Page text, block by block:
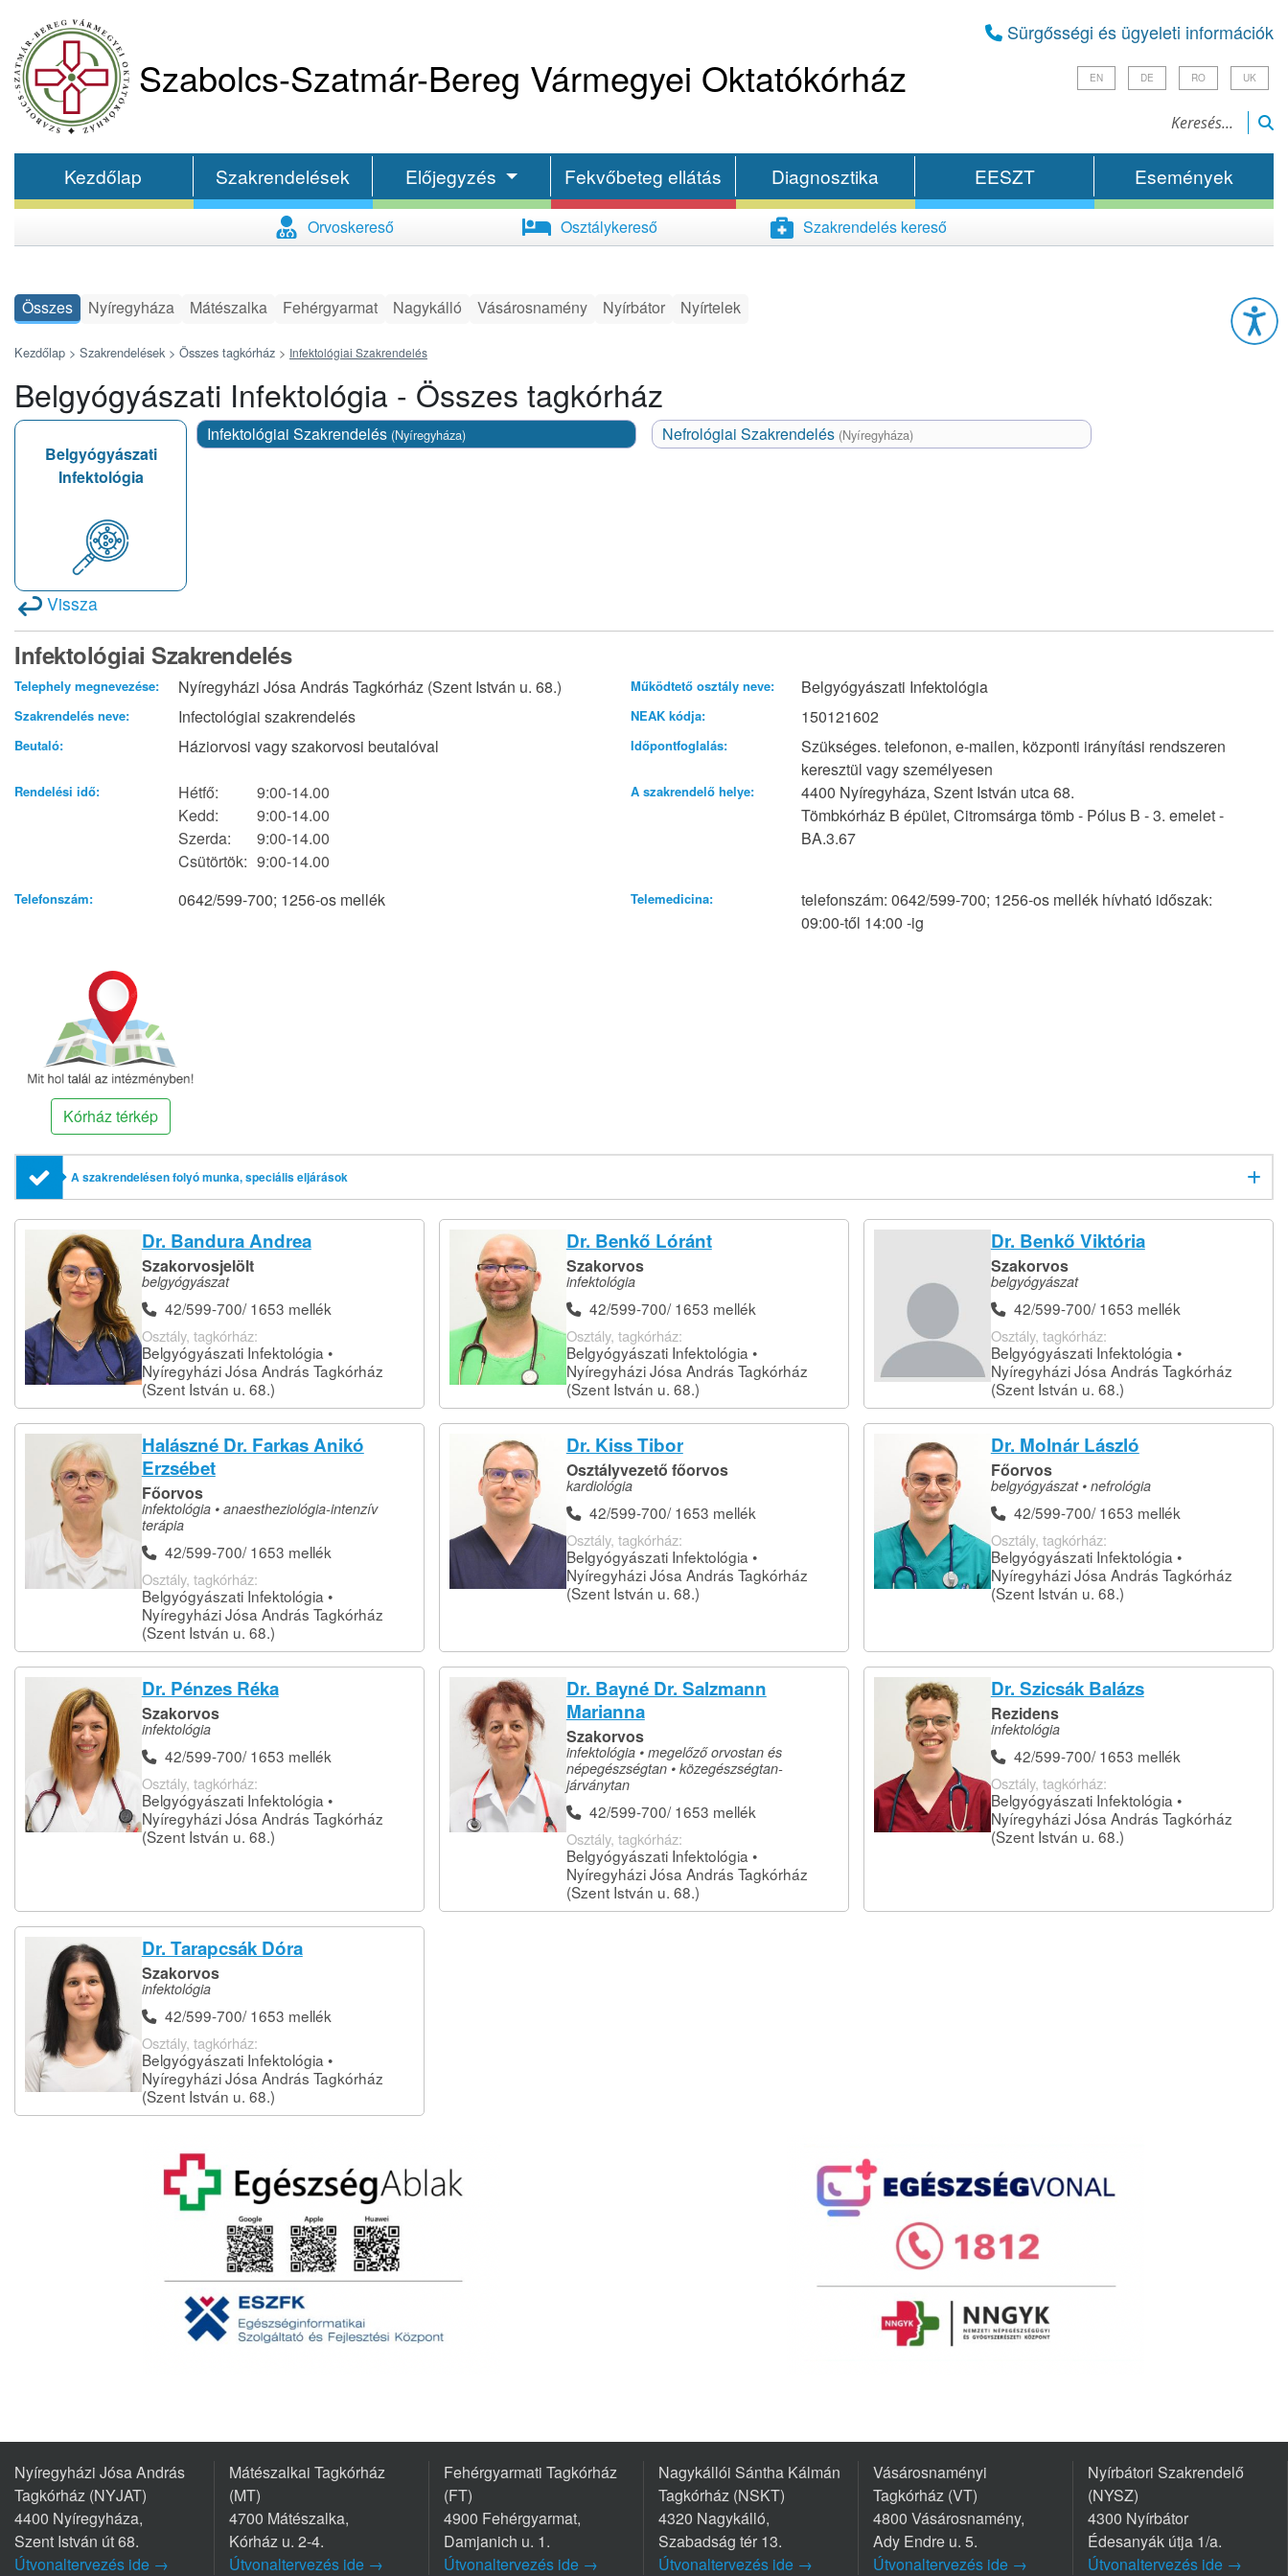
Szabolcs-Szatmár-Bereg Vármegyei Oktatókórház
Sürgősségi és ügyeleti információk
EN DE RO UK
Kezdőlap Szakrendelések Előjegyzés Fekvőbeteg ellátás Diagnosztika EESZT Események
Orvoskereső Osztálykereső Szakrendelés kereső
Összes Nyíregyháza Mátészalka Fehérgyarmat Nagykálló Vásárosnamény Nyírbátor Nyírtelek
Kezdőlap > Szakrendelések > Összes tagkórház > Infektológiai Szakrendelés
Belgyógyászati Infektológia - Összes tagkórház
Belgyógyászati
Infektológia
Infektológiai Szakrendelés (Nyíregyháza) Nefrológiai Szakrendelés (Nyíregyháza)
Vissza
Infektológiai Szakrendelés
Telephely megnevezése: Nyíregyházi Jósa András Tagkórház (Szent István u. 68.) Működtető osztály neve: Belgyógyászati Infektológia
Szakrendelés neve: Infectológiai szakrendelés NEAK kódja: 150121602
Beutaló: Háziorvosi vagy szakorvosi beutalóval Időpontfoglalás:
Szükséges. telefonon, e-mailen, központi irányítási rendszeren
keresztül vagy személyesen
Rendelési idő: Hétfő:
9:00-14.00
Kedd:
9:00-14.00
Szerda:
9:00-14.00
Csütörtök: 9:00-14.00
A szakrendelő helye:
4400 Nyíregyháza, Szent István utca 68.
Tömbkórház B épület, Citromsárga tömb - Pólus B - 3. emelet -
BA.3.67
Telefonszám: 0642/599-700; 1256-os mellék Telemedicina:
telefonszám: 0642/599-700; 1256-os mellék hívható időszak:
09:00-től 14:00 -ig
Kórház térkép
A szakrendelésen folyó munka, speciális eljárások
Dr. Bandura Andrea
Szakorvosjelölt
belgyógyászat
42/599-700/ 1653 mellék
Osztály, tagkórház:
Belgyógyászati Infektológia •
Nyíregyházi Jósa András Tagkórház
(Szent István u. 68.)
Dr. Benkő Lóránt
Szakorvos
infektológia
42/599-700/ 1653 mellék
Osztály, tagkórház:
Belgyógyászati Infektológia •
Nyíregyházi Jósa András Tagkórház
(Szent István u. 68.)
Dr. Benkő Viktória
Szakorvos
belgyógyászat
42/599-700/ 1653 mellék
Osztály, tagkórház:
Belgyógyászati Infektológia •
Nyíregyházi Jósa András Tagkórház
(Szent István u. 68.)
Halászné Dr. Farkas Anikó
Erzsébet
Főorvos
infektológia • anaestheziológia-intenzív
terápia
42/599-700/ 1653 mellék
Osztály, tagkórház:
Belgyógyászati Infektológia •
Nyíregyházi Jósa András Tagkórház
(Szent István u. 68.)
Dr. Kiss Tibor
Osztályvezető főorvos
kardiológia
42/599-700/ 1653 mellék
Osztály, tagkórház:
Belgyógyászati Infektológia •
Nyíregyházi Jósa András Tagkórház
(Szent István u. 68.)
Dr. Molnár László
Főorvos
belgyógyászat • nefrológia
42/599-700/ 1653 mellék
Osztály, tagkórház:
Belgyógyászati Infektológia •
Nyíregyházi Jósa András Tagkórház
(Szent István u. 68.)
Dr. Pénzes Réka
Szakorvos
infektológia
42/599-700/ 1653 mellék
Osztály, tagkórház:
Belgyógyászati Infektológia •
Nyíregyházi Jósa András Tagkórház
(Szent István u. 68.)
Dr. Bayné Dr. Salzmann
Marianna
Szakorvos
infektológia • megelőző orvostan és
népegészségtan • közegészségtan-
járványtan
42/599-700/ 1653 mellék
Osztály, tagkórház:
Belgyógyászati Infektológia •
Nyíregyházi Jósa András Tagkórház
(Szent István u. 68.)
Dr. Szicsák Balázs
Rezidens
infektológia
42/599-700/ 1653 mellék
Osztály, tagkórház:
Belgyógyászati Infektológia •
Nyíregyházi Jósa András Tagkórház
(Szent István u. 68.)
Dr. Tarapcsák Dóra
Szakorvos
infektológia
42/599-700/ 1653 mellék
Osztály, tagkórház:
Belgyógyászati Infektológia •
Nyíregyházi Jósa András Tagkórház
(Szent István u. 68.)
Nyíregyházi Jósa András
Tagkórház (NYJAT)
4400 Nyíregyháza,
Szent István út 68.
Útvonaltervezés ide →
Mátészalkai Tagkórház
(MT)
4700 Mátészalka,
Kórház u. 2-4.
Útvonaltervezés ide →
Fehérgyarmati Tagkórház
(FT)
4900 Fehérgyarmat,
Damjanich u. 1.
Útvonaltervezés ide →
Nagykállói Sántha Kálmán
Tagkórház (NSKT)
4320 Nagykálló,
Szabadság tér 13.
Útvonaltervezés ide →
Vásárosnaményi
Tagkórház (VT)
4800 Vásárosnamény,
Ady Endre u. 5.
Útvonaltervezés ide →
Nyírbátori Szakrendelő
(NYSZ)
4300 Nyírbátor
Édesanyák útja 1/a.
Útvonaltervezés ide →